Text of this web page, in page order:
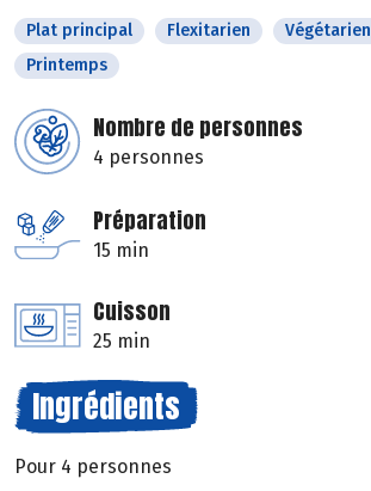
Plat principal Flexitarien Végétarien
Printemps
Nombre de personnes
4 personnes
Préparation
15 min
Cuisson
25 min
Ingrédients
Pour 4 personnes